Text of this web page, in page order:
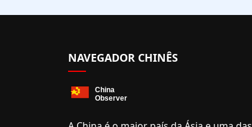
NAVEGADOR CHINÊS